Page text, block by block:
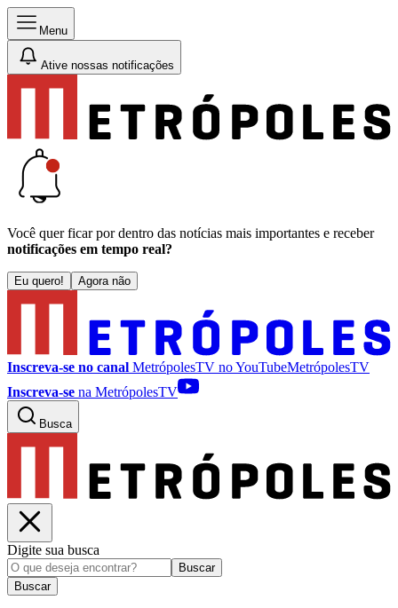
Menu
Ative nossas notificações
Você quer ficar por dentro das notícias mais importantes e receber
notificações em tempo real?
Eu quero! Agora não
Inscreva-se no canal MetrópolesTV noYouTubeMetrópolesTV
Inscreva-se na MetrópolesTV
Busca
Digite sua busca
Buscar
Buscar